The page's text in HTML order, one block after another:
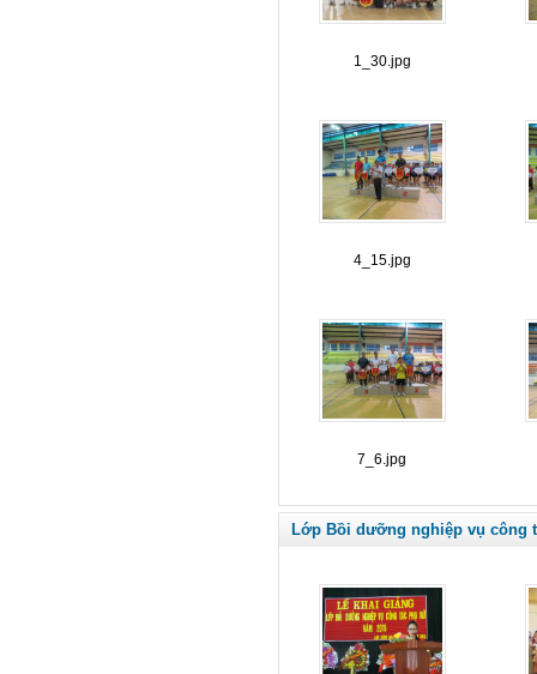
1_30.jpg
4_15.jpg
7_6.jpg
Lớp Bồi dưỡng nghiệp vụ công